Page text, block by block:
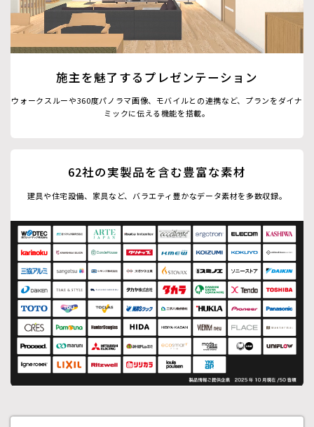
施主を魅了するプレゼンテーション
ウォークスルーや360度パノラマ画像、モバイルとの連携など、プランをダイナ
ミックに伝える機能を搭載。
62社の実製品を含む豊富な素材
建具や住宅設備、家具など、バラエティ豊かなデータ素材を多数収録。